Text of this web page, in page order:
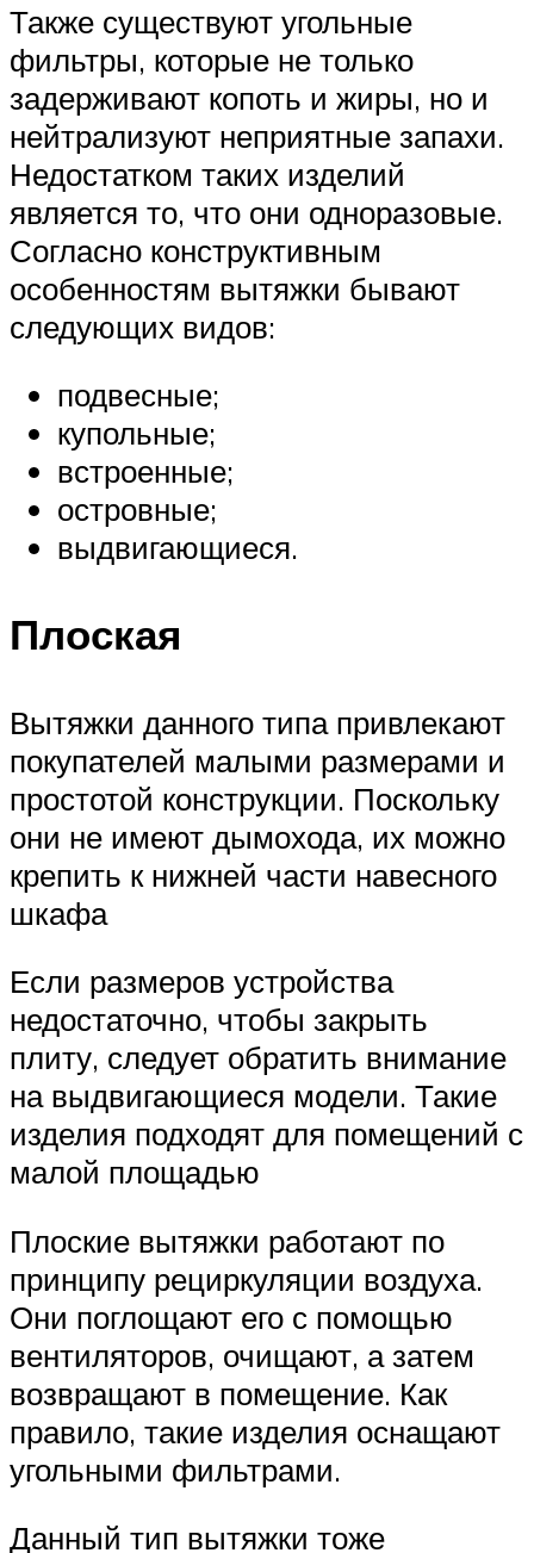
Также существуют угольные
фильтры, которые не только
задерживают копоть и жиры, но и
нейтрализуют неприятные запахи.
Недостатком таких изделий
является то, что они одноразовые.
Согласно конструктивным
особенностям вытяжки бывают
следующих видов:
подвесные;
купольные;
встроенные;
островные;
выдвигающиеся.
Плоская
Вытяжки данного типа привлекают
покупателей малыми размерами и
простотой конструкции. Поскольку
они не имеют дымохода, их можно
крепить к нижней части навесного
шкафа
Если размеров устройства
недостаточно, чтобы закрыть
плиту, следует обратить внимание
на выдвигающиеся модели. Такие
изделия подходят для помещений с
малой площадью
Плоские вытяжки работают по
принципу рециркуляции воздуха.
Они поглощают его с помощью
вентиляторов, очищают, а затем
возвращают в помещение. Как
правило, такие изделия оснащают
угольными фильтрами.
Данный тип вытяжки тоже